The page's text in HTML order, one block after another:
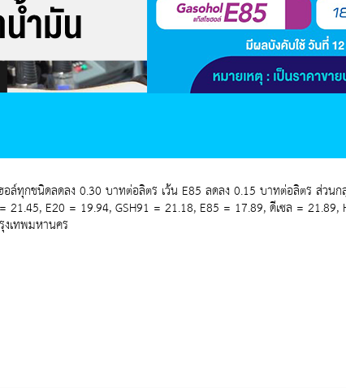
ล์ทุกชนิดลดลง 0.30 บาทต่อลิตร เว้น E85 ลดลง 0.15 บาทต่อลิตร ส่วน
21.45, E20 = 19.94, GSH91 = 21.18, E85 = 17.89, ดีเซล =
เทพมหานคร